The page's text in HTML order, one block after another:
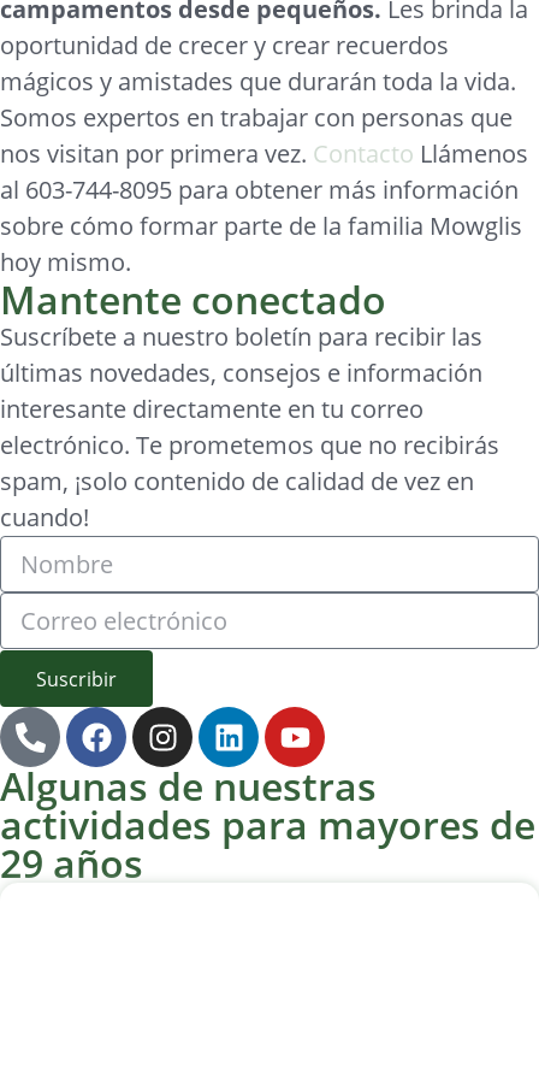
campamentos desde pequeños. Les brinda la
oportunidad de crecer y crear recuerdos
mágicos y amistades que durarán toda la vida.
Somos expertos en trabajar con personas que
nos visitan por primera vez. Contacto Llámenos
al 603-744-8095 para obtener más información
sobre cómo formar parte de la familia Mowglis
hoy mismo.
Mantente conectado
Suscríbete a nuestro boletín para recibir las
últimas novedades, consejos e información
interesante directamente en tu correo
electrónico. Te prometemos que no recibirás
spam, ¡solo contenido de calidad de vez en
cuando!
Suscribir
Algunas de nuestras
actividades para mayores de
29 años